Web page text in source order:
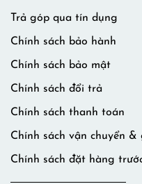
Trả góp qua tín dụng
Chính sách bảo hành
Chính sách bảo mật
Chính sách đổi trả
Chính sách thanh toán
Chính sách vận chuyển &
Chính sách đặt hàng